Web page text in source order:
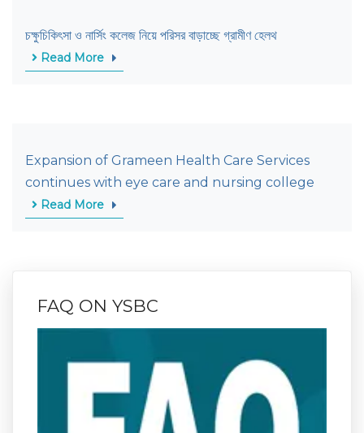
চক্ষুচিকিৎসা ও নার্সিং কলেজ নিয়ে পরিসর বাড়াচ্ছে গ্রামীণ হেলথ
Read More
Expansion of Grameen Health Care Services
continues with eye care and nursing college
Read More
FAQ ON YSBC